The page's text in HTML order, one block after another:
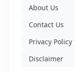
About Us
Contact Us
Privacy Policy
Disclaimer